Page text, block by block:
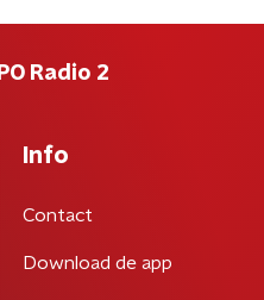
Radio 2
Info
Contact
Download de app